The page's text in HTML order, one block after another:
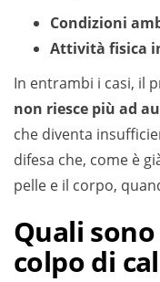
Condizioni
Attività fisica
In entrambi i casi, il
non riesce più ad
che diventa
difesa che, come è
pelle e il corpo,
Quali
colpo di